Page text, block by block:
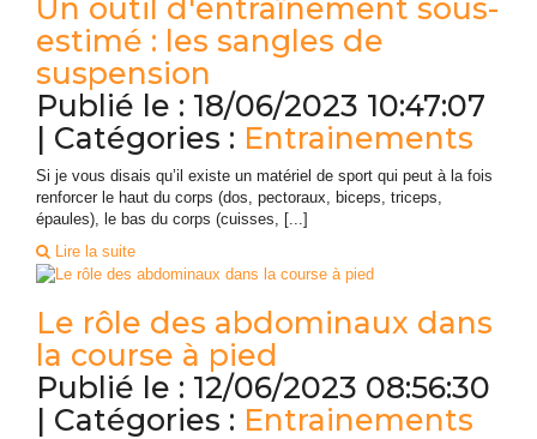
Un outil d'entraînement sous-
estimé : les sangles de
suspension
Publié le : 18/06/2023 10:47:07
| Catégories : Entrainements
Si je vous disais qu’il existe un matériel de sport qui peut à la fois
renforcer le haut du corps (dos, pectoraux, biceps, triceps,
épaules), le bas du corps (cuisses, [...]
Lire la suite
Le rôle des abdominaux dans
la course à pied
Publié le : 12/06/2023 08:56:30
| Catégories : Entrainements